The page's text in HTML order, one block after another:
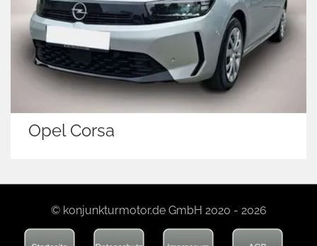
Opel Corsa
© konjunkturmotor.de GmbH 2020 - 2026